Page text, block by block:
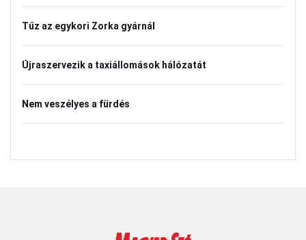
Tűz az egykori Zorka gyárnál
Újraszervezik a taxiállomások hálózatát
Nem veszélyes a fürdés